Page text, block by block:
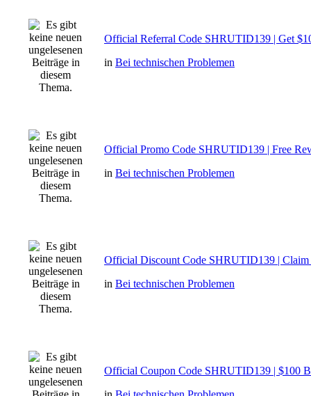
Official Referral Code SHRUTID139 | Get
in Bei technischen Problemen
Official Promo Code SHRUTID139 | Free
in Bei technischen Problemen
Official Discount Code SHRUTID139 |
in Bei technischen Problemen
Official Coupon Code SHRUTID139 | $100